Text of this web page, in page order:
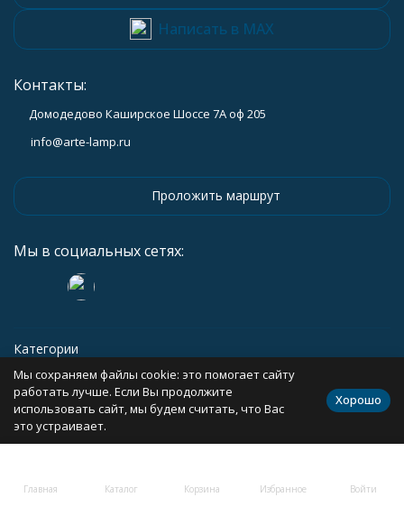
Главная Каталог Корзина Избранное Войти
Написать в MAX
Контакты:
Домодедово Каширское Шоссе 7А оф 205
info@arte-lamp.ru
Проложить маршрут
Мы в социальных сетях:
Категории
Информация
Политика персональных данных Карта сайта
Мы сохраняем файлы cookie: это помогает сайту
работать лучше. Если Вы продолжите
использовать сайт, мы будем считать, что Вас
это устраивает.
Хорошо